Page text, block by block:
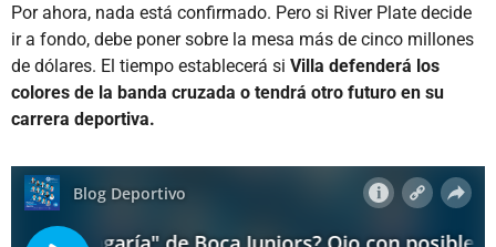
Por ahora, nada está confirmado. Pero si River Plate decide
ir a fondo, debe poner sobre la mesa más de cinco millones
de dólares. El tiempo establecerá si Villa defenderá los
colores de la banda cruzada o tendrá otro futuro en su
carrera deportiva.